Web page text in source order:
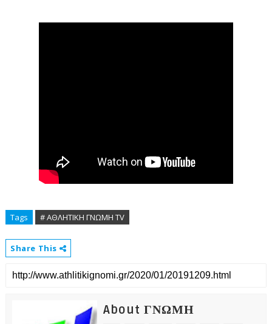
Tags # ΑΘΛΗΤΙΚΗ ΓΝΩΜΗ ΤV
Share This
About ΓΝΩΜΗ